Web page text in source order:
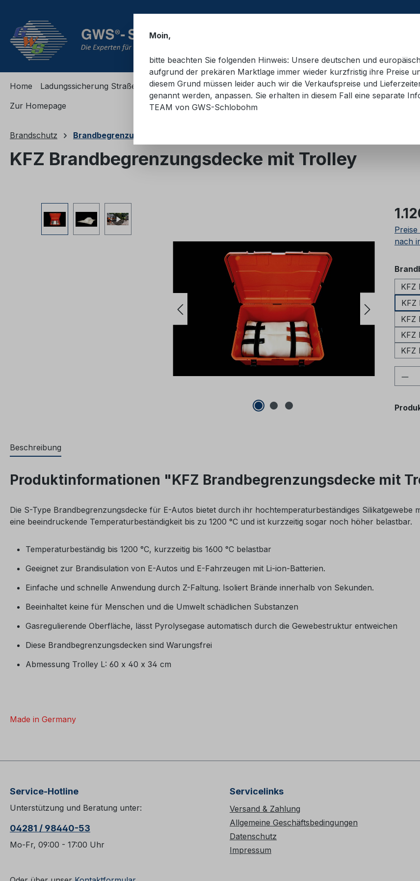
Home Ladungssicherung Straße Ladungssicherung Container Schulungsmaterial Hebetechnik
Zur Homepage
Brandschutz Brandbegrenzungsdecken
KFZ Brandbegrenzungsdecke mit Trolley
nach
KFZ
KFZ
KFZ
KFZ
KFZ
Beschreibung
Produktinformationen "KFZ Brandbegrenzungsdecke mit
Die S-Type Brandbegrenzungsdecke für E-Autos bietet durch ihr hochtemperaturbeständiges Silikatgewebe
eine beeindruckende Temperaturbeständigkeit bis zu 1200 °C und ist kurzzeitig sogar noch höher belastbar.
Temperaturbeständig bis 1200 °C, kurzzeitig bis 1600 °C belastbar
Geeignet zur Brandisulation von E-Autos und E-Fahrzeugen mit Li-ion-Batterien.
Einfache und schnelle Anwendung durch Z-Faltung. Isoliert Brände innerhalb von Sekunden.
Beeinhaltet keine für Menschen und die Umwelt schädlichen Substanzen
Gasregulierende Oberfläche, lässt Pyrolysegase automatisch durch die Gewebestruktur entweichen
Diese Brandbegrenzungsdecken sind Warungsfrei
Abmessung Trolley L: 60 x 40 x 34 cm
Made in Germany
Service-Hotline
Unterstützung und Beratung unter:
04281 / 98440-53
Mo-Fr, 09:00 - 17:00 Uhr
Servicelinks
Versand & Zahlung
Allgemeine Geschäftsbedingungen
Datenschutz
Impressum
Moin,
bitte beachten Sie folgenden Hinweis: Unsere deutschen und
aufgrund der prekären Marktlage immer wieder kurzfristig ihre Preise
diesem Grund müssen leider auch wir die Verkaufspreise und
genannt werden, anpassen. Sie erhalten in diesem Fall eine separate
TEAM von GWS-Schlobohm